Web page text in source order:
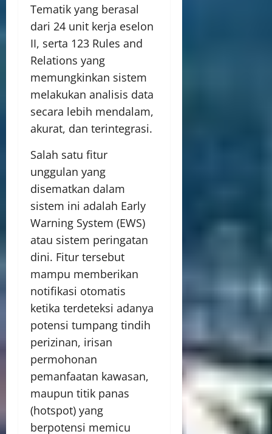
Tematik yang berasal
dari 24 unit kerja eselon
II, serta 123 Rules and
Relations yang
memungkinkan sistem
melakukan analisis data
secara lebih mendalam,
akurat, dan terintegrasi.
Salah satu fitur
unggulan yang
disematkan dalam
sistem ini adalah Early
Warning System (EWS)
atau sistem peringatan
dini. Fitur tersebut
mampu memberikan
notifikasi otomatis
ketika terdeteksi adanya
potensi tumpang tindih
perizinan, irisan
permohonan
pemanfaatan kawasan,
maupun titik panas
(hotspot) yang
berpotensi memicu